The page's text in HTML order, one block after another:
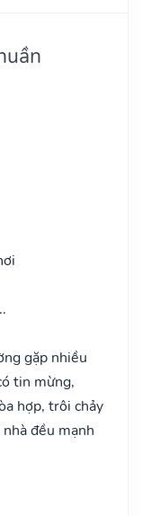
gặp nhiều
tin mừng,
hợp, trôi chảy
đều mạnh